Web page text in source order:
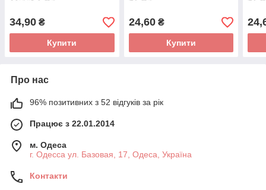
34,90 ₴
Купити
24,60₴
Купити
Про нас
96% позитивних з 52 відгуків за рік
Працює з 22.01.2014
м. Одеса
г. Одесса ул. Базовая, 17, Одеса, Україна
Контакти